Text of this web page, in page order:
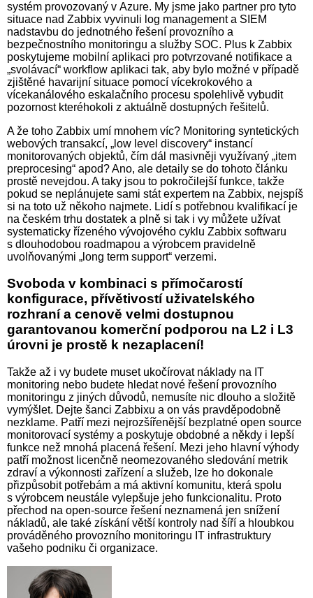
systém provozovaný v Azure. My jsme jako partner pro tyto
situace nad Zabbix vyvinuli log management a SIEM
nadstavbu do jednotného řešení provozního a
bezpečnostního monitoringu a služby SOC. Plus k Zabbix
poskytujeme mobilní aplikaci pro potvrzované notifikace a
„svolávací“ workflow aplikaci tak, aby bylo možné v případě
zjištěné havarijní situace pomocí vícekrokového a
vícekanálového eskalačního procesu spolehlivě vybudit
pozornost kteréhokoli z aktuálně dostupných řešitelů.
A že toho Zabbix umí mnohem víc? Monitoring syntetických
webových transakcí, „low level discovery“ instancí
monitorovaných objektů, čím dál masivněji využívaný „item
preprocesing“ apod? Ano, ale detaily se do tohoto článku
prostě nevejdou. A taky jsou to pokročilejší funkce, takže
pokud se neplánujete sami stát expertem na Zabbix, nejspíš
si na toto už někoho najmete. Lidí s potřebnou kvalifikací je
na českém trhu dostatek a plně si tak i vy můžete užívat
systematicky řízeného vývojového cyklu Zabbix softwaru
s dlouhodobou roadmapou a výrobcem pravidelně
uvolňovanými „long term support“ verzemi.
Svoboda v kombinaci s přímočarostí
konfigurace, přívětivostí uživatelského
rozhraní a cenově velmi dostupnou
garantovanou komerční podporou na L2 i L3
úrovni je prostě k nezaplacení!
Takže až i vy budete muset ukočírovat náklady na IT
monitoring nebo budete hledat nové řešení provozního
monitoringu z jiných důvodů, nemusíte nic dlouho a složitě
vymýšlet. Dejte šanci Zabbixu a on vás pravděpodobně
nezklame. Patří mezi nejrozšířenější bezplatné open source
monitorovací systémy a poskytuje obdobné a někdy i lepší
funkce než mnohá placená řešení. Mezi jeho hlavní výhody
patří možnost licenčně neomezovaného sledování metrik
zdraví a výkonnosti zařízení a služeb, lze ho dokonale
přizpůsobit potřebám a má aktivní komunitu, která spolu
s výrobcem neustále vylepšuje jeho funkcionalitu. Proto
přechod na open-source řešení neznamená jen snížení
nákladů, ale také získání větší kontroly nad šíří a hloubkou
prováděného provozního monitoringu IT infrastruktury
vašeho podniku či organizace.